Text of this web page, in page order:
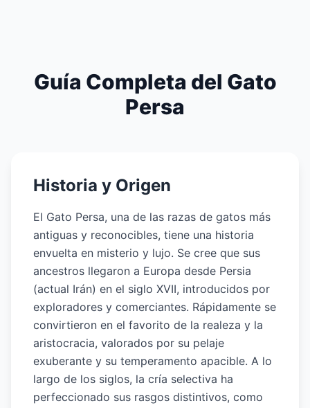
Guía Completa del Gato
Persa
Historia y Origen
El Gato Persa, una de las razas de gatos más
antiguas y reconocibles, tiene una historia
envuelta en misterio y lujo. Se cree que sus
ancestros llegaron a Europa desde Persia
(actual Irán) en el siglo XVII, introducidos por
exploradores y comerciantes. Rápidamente se
convirtieron en el favorito de la realeza y la
aristocracia, valorados por su pelaje
exuberante y su temperamento apacible. A lo
largo de los siglos, la cría selectiva ha
perfeccionado sus rasgos distintivos, como